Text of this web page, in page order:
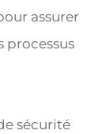
assurer
processus
sécurité